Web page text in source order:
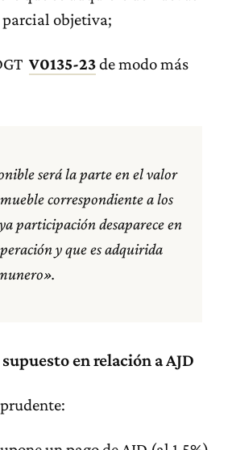
objetiva;
V0135-23de modo más
será la parte en el valor
correspondiente a los
participación desaparece en
y que es adquirida
en relación a AJD